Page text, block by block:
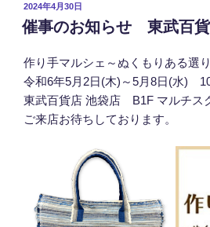
投
稿
日:
2024年4月30日
催事のお知らせ 東武百
作り手マルシェ～ぬくもりある選
令和6年5月2日(木)～5月8日(水)
東武百貨店 池袋店 B1F マルチス
ご来店お待ちしております。